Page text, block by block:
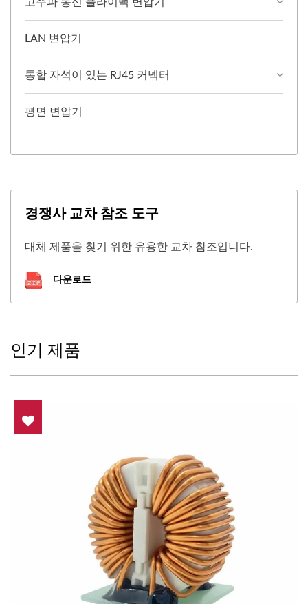
LAN 변압기
통합 자석이 있는 RJ45 커넥터
평면 변압기
경쟁사 교차 참조 도구
대체 제품을 찾기 위한 유용한 교차 참조입니다.
다운로드
인기 제품